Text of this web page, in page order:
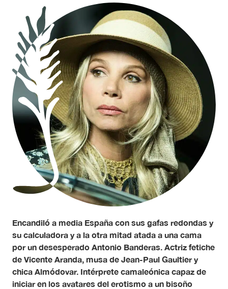
Encandiló a media España con sus gafas redondas y
su calculadora y a la otra mitad atada a una cama
por un desesperado Antonio Banderas. Actriz fetiche
de Vicente Aranda, musa de Jean-Paul Gaultier y
chica Almódovar. Intérprete camaleónica capaz de
iniciar en los avatares del erotismo a un bisoño